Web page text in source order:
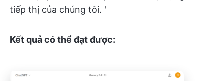
tiếp thị của chúng tôi. '
Kết quả có thể đạt được: